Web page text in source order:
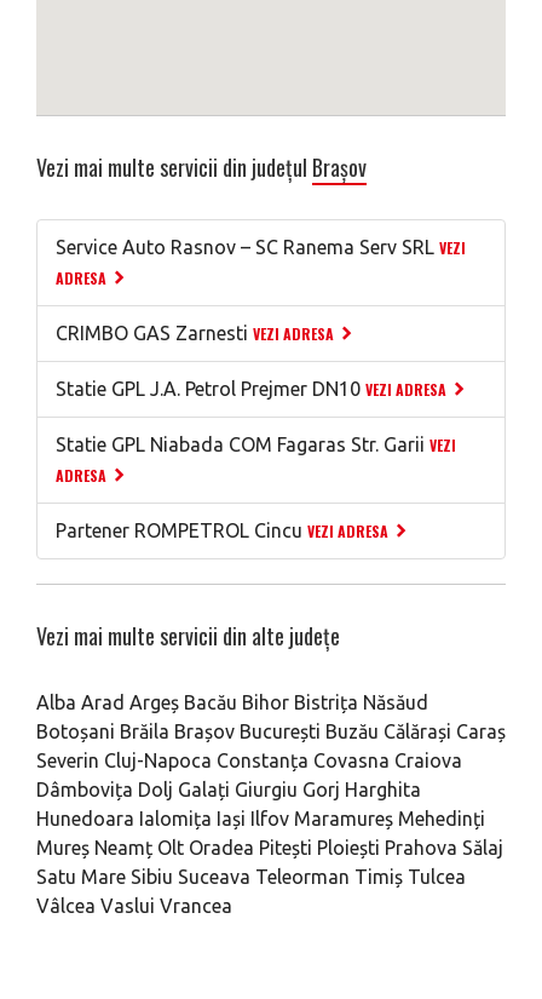
Vezi mai multe servicii din județul Brașov
Service Auto Rasnov – SC Ranema Serv SRL VEZI
ADRESA
CRIMBO GAS Zarnesti VEZI ADRESA
Statie GPL J.A. Petrol Prejmer DN10 VEZI ADRESA
Statie GPL Niabada COM Fagaras Str. Garii VEZI
ADRESA
Partener ROMPETROL Cincu VEZI ADRESA
Vezi mai multe servicii din alte județe
Alba Arad Argeș Bacău Bihor Bistrița Năsăud
Botoșani Brăila Brașov București Buzău Călărași Caraș
Severin Cluj-Napoca Constanța Covasna Craiova
Dâmbovița Dolj Galați Giurgiu Gorj Harghita
Hunedoara Ialomița Iași Ilfov Maramureș Mehedinți
Mureș Neamț Olt Oradea Pitești Ploiești Prahova Sălaj
Satu Mare Sibiu Suceava Teleorman Timiș Tulcea
Vâlcea Vaslui Vrancea